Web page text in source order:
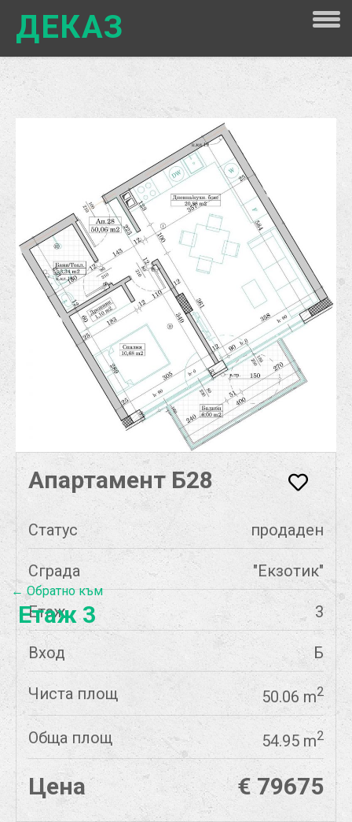
ДЕКАЗ
Апартамент Б28
Статус продаден
Сграда "Екзотик"
Етаж 3
Вход Б
Чиста площ 50.06 m2
Обща площ 54.95 m2
Цена € 79675
← Обратно към
Етаж 3